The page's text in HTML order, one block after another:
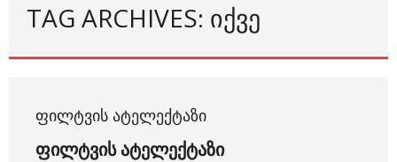
TAG ARCHIVES: ᲘᲥᲕᲔ
ᲤᲘᲚᲢᲕᲘᲡ ᲐᲢᲔᲚᲔᲥᲢᲐᲖᲘ
ფილტვის ატელექტაზი